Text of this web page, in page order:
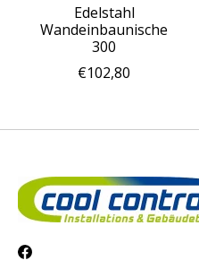
Edelstahl
Wandeinbaunische
300
€102,80